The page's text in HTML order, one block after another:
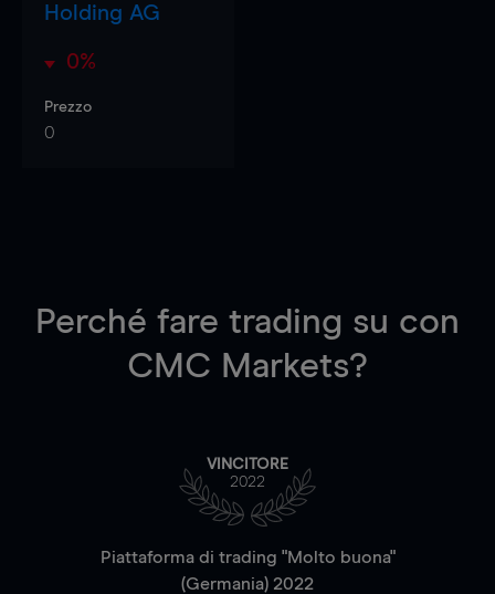
Holding AG
0%
Prezzo
0
Perché fare trading su con
CMC Markets?
VINCITORE
2022
Piattaforma di trading "Molto buona"
(Germania) 2022